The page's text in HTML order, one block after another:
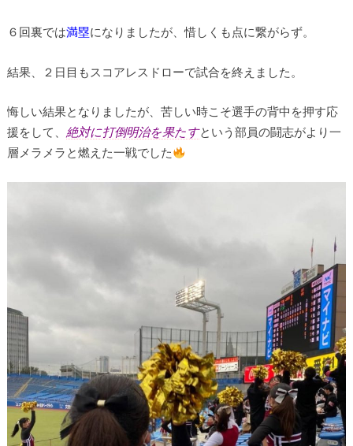
６回裏では満塁になりましたが、惜しくも点に繋がらず。
結果、２日目もスコアレスドローで試合を終えました。
悔しい結果となりましたが、苦しい時こそ選手の背中を押す応
援をして、 絶対に打倒明治を果たすという部員の闘志がより一
層メラメラと燃えた一戦でした